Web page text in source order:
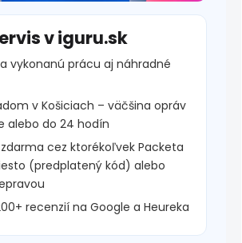
v iguru.sk
vykonanú prácu aj náhradné
v Košiciach – väčšina opráv
alebo do 24 hodín
cez ktorékoľvek Packeta
(predplatený kód) alebo
recenzií na Google a Heureka